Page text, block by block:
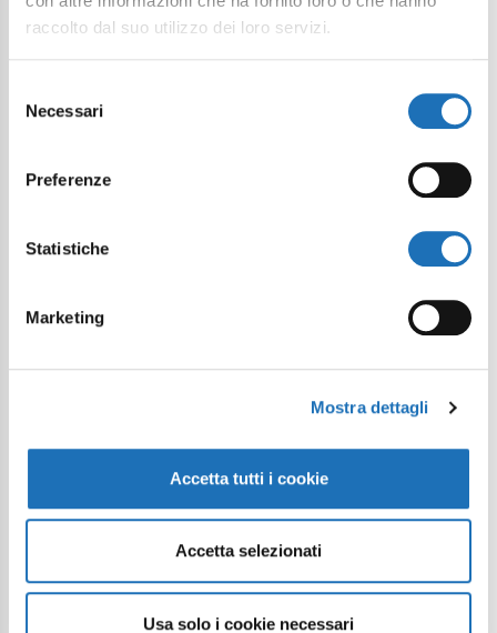
raccolto dal suo utilizzo dei loro servizi.
delNecessari
Preferenze
Statistiche
Marketing
Mostra dettagli
Accetta tutti i cookie
Accetta selezionati
Usa solo i cookie necessari